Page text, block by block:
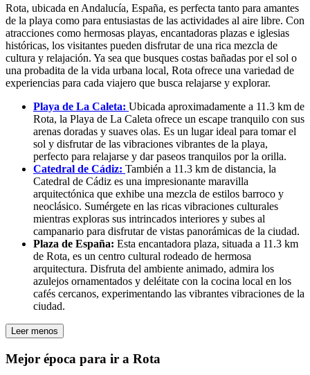
Rota, ubicada en Andalucía, España, es perfecta tanto para amantes
de la playa como para entusiastas de las actividades al aire libre. Con
atracciones como hermosas playas, encantadoras plazas e iglesias
históricas, los visitantes pueden disfrutar de una rica mezcla de
cultura y relajación. Ya sea que busques costas bañadas por el sol o
una probadita de la vida urbana local, Rota ofrece una variedad de
experiencias para cada viajero que busca relajarse y explorar.
Playa de La Caleta: Ubicada aproximadamente a 11.3 km de
Rota, la Playa de La Caleta ofrece un escape tranquilo con sus
arenas doradas y suaves olas. Es un lugar ideal para tomar el
sol y disfrutar de las vibraciones vibrantes de la playa,
perfecto para relajarse y dar paseos tranquilos por la orilla.
Catedral de Cádiz: También a 11.3 km de distancia, la
Catedral de Cádiz es una impresionante maravilla
arquitectónica que exhibe una mezcla de estilos barroco y
neoclásico. Sumérgete en las ricas vibraciones culturales
mientras exploras sus intrincados interiores y subes al
campanario para disfrutar de vistas panorámicas de la ciudad.
Plaza de España: Esta encantadora plaza, situada a 11.3 km
de Rota, es un centro cultural rodeado de hermosa
arquitectura. Disfruta del ambiente animado, admira los
azulejos ornamentados y deléitate con la cocina local en los
cafés cercanos, experimentando las vibrantes vibraciones de la
ciudad.
Leer menos
Mejor época para ir a Rota